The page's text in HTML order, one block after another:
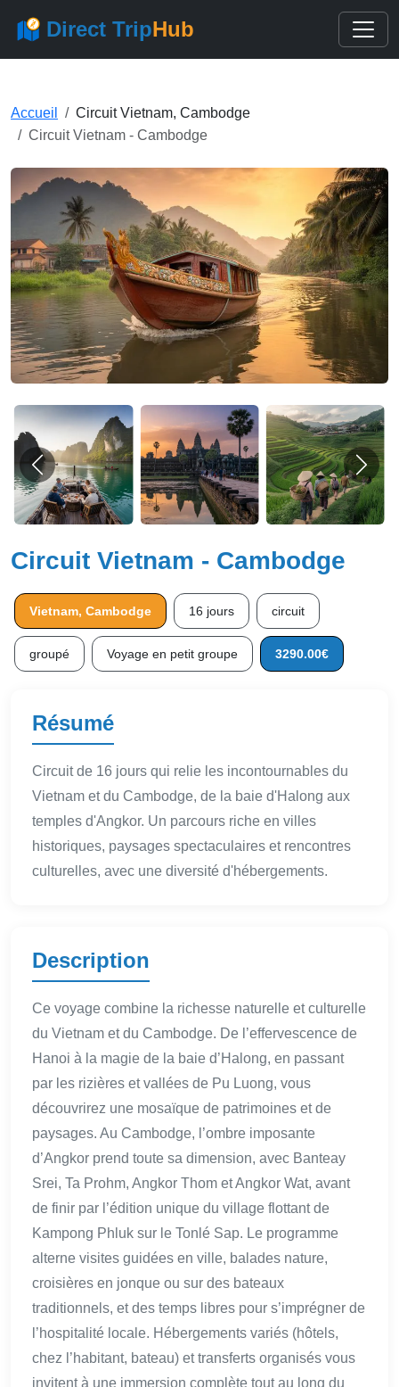
Direct TripHub
Accueil
Circuit Vietnam, Cambodge
Circuit Vietnam - Cambodge
Circuit Vietnam - Cambodge
Vietnam, Cambodge 16 jours circuit
groupé Voyage en petit groupe 3290.00€
Résumé
Circuit de 16 jours qui relie les incontournables du
Vietnam et du Cambodge, de la baie d'Halong aux
temples d'Angkor. Un parcours riche en villes
historiques, paysages spectaculaires et rencontres
culturelles, avec une diversité d'hébergements.
Description
Ce voyage combine la richesse naturelle et culturelle
du Vietnam et du Cambodge. De l’effervescence de
Hanoi à la magie de la baie d’Halong, en passant
par les rizières et vallées de Pu Luong, vous
découvrirez une mosaïque de patrimoines et de
paysages. Au Cambodge, l’ombre imposante
d’Angkor prend toute sa dimension, avec Banteay
Srei, Ta Prohm, Angkor Thom et Angkor Wat, avant
de finir par l’édition unique du village flottant de
Kampong Phluk sur le Tonlé Sap. Le programme
alterne visites guidées en ville, balades nature,
croisières en jonque ou sur des bateaux
traditionnels, et des temps libres pour s’imprégner de
l’hospitalité locale. Hébergements variés (hôtels,
chez l’habitant, bateau) et transferts organisés vous
invitent à une immersion complète tout au long du